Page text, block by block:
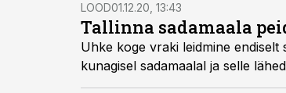
LOOD01.12.20, 13:43
Tallinna sadamaala
Uhke koge vraki leidmine